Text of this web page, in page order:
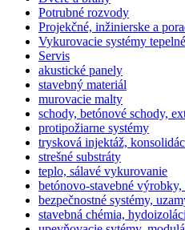
Potrubné rozvody
Projekčné, inžinierske a
Vykurovacie systémy
Servis
akustické panely
stavebný materiál
murovacie malty
schody, betónové schody,
protipožiarne systémy
trysková injektáž,
strešné substráty
teplo, sálavé vykurovanie
betónovo-stavebné
bezpečnostné systémy,
stavebná chémia,